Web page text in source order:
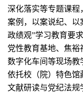
深化落实等专题课程
案例，以案说纪、以
政绩观”学习教育要
党性教育基地、焦裕
数字化车间等现场教
依托校（院）特色馆
文献研读与党纪法规